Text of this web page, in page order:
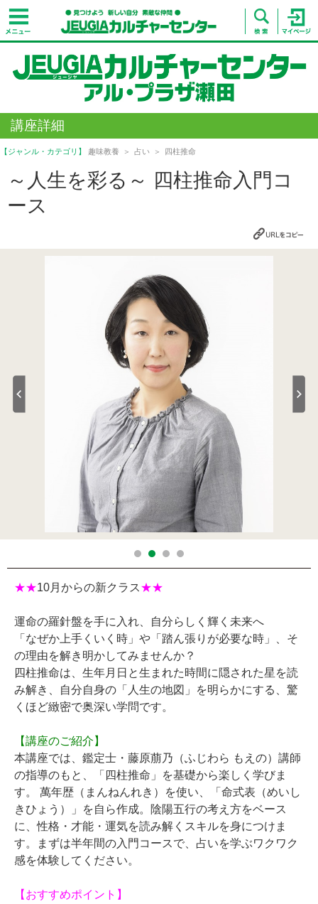
講座詳細
【ジャンル・カテゴリ】 趣味教養 占い 四柱推命
～人生を彩る～ 四柱推命入門コ
ース
★★10月からの新クラス★★
運命の羅針盤を手に入れ、自分らしく輝く未来へ
「なぜか上手くいく時」や「踏ん張りが必要な時」、そ
の理由を解き明かしてみませんか？
四柱推命は、生年月日と生まれた時間に隠された星を読
み解き、自分自身の「人生の地図」を明らかにする、驚
くほど緻密で奥深い学問です。
【講座のご紹介】
本講座では、鑑定士・藤原萠乃（ふじわら もえの）講師
の指導のもと、「四柱推命」を基礎から楽しく学びま
す。 萬年歴（まんねんれき）を使い、「命式表（めいし
きひょう）」を自ら作成。陰陽五行の考え方をベース
に、性格・才能・運気を読み解くスキルを身につけま
す。まずは半年間の入門コースで、占いを学ぶワクワク
感を体験してください。
【おすすめポイント】